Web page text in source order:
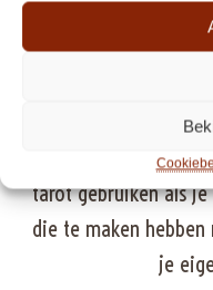
Het leggen van
om met behulp van
in allerlei aspecten
tarot gebruiken als
die te maken
je